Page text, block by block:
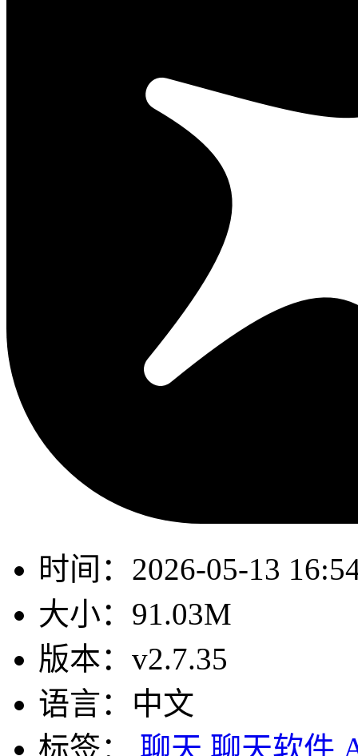
时间： 2026-05-13
大小： 91.03M
版本： v2.7.35
语言： 中文
标签：
聊天 聊天软件